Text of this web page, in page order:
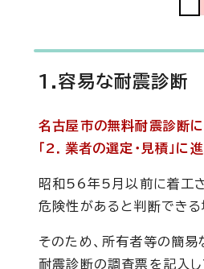
1.容易な耐震診断
名古屋市の無料耐震診断
「2．業者の選定・見積」に
昭和56年5月以前に着工
危険性があると判断できる
そのため、所有者等の簡易
耐震診断の調査票を記入し